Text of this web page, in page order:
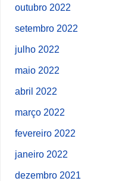
outubro 2022
setembro 2022
julho 2022
maio 2022
abril 2022
março 2022
fevereiro 2022
janeiro 2022
dezembro 2021